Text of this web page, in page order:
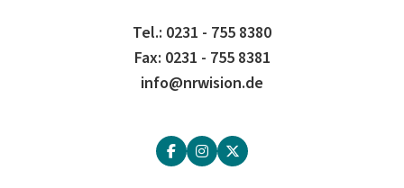
Tel.: 0231 - 755 8380
Fax: 0231 - 755 8381
info@nrwision.de